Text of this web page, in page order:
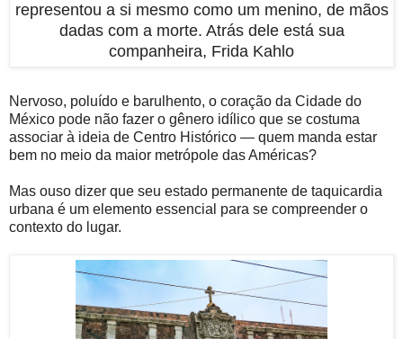
representou a si mesmo como um menino, de mãos
dadas com a morte. Atrás dele está sua
companheira, Frida Kahlo
Nervoso, poluído e barulhento, o coração da Cidade do
México pode não fazer o gênero idílico que se costuma
associar à ideia de Centro Histórico — quem manda estar
bem no meio da maior metrópole das Américas?
Mas ouso dizer que seu estado permanente de taquicardia
urbana é um elemento essencial para se compreender o
contexto do lugar.